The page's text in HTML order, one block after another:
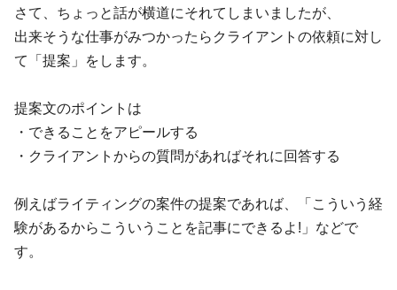
さて、ちょっと話が横道にそれてしまいましたが、
出来そうな仕事がみつかったらクライアントの依頼に対し
て「提案」をします。
提案文のポイントは
・できることをアピールする
・クライアントからの質問があればそれに回答する
例えばライティングの案件の提案であれば、「こういう経
験があるからこういうことを記事にできるよ!」などで
す。